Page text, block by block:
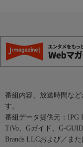
番組内容、放送時間な
す。
番組データ提供元：IPG
TiVo、Gガイド、G-
Brands LLCおよび／ま